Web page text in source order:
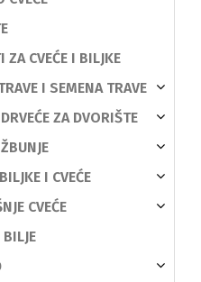
ZA CVEĆE I BILJKE
I SEMENA TRAVE
ZA DVORIŠTE
I CVEĆE
CVEĆE